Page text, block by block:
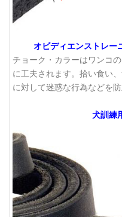
オビディエンストレー
チョーク・カラーはワンコ
に工夫されます。拾い食い
に対して迷惑な行為などを
犬訓練